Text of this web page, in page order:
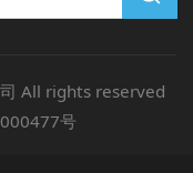
All rights reserved
号